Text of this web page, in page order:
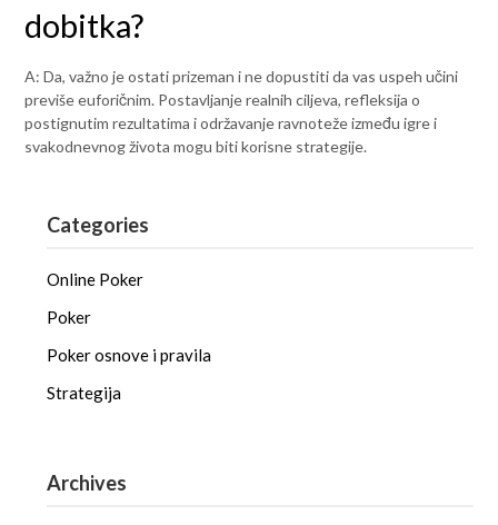
dobitka?
A: Da, važno je ostati prizeman i ne dopustiti da vas uspeh učini
previše euforičnim. Postavljanje realnih ciljeva, refleksija o
postignutim rezultatima i održavanje ravnoteže između igre i
svakodnevnog života mogu biti korisne strategije.
Categories
Online Poker
Poker
Poker osnove i pravila
Strategija
Archives